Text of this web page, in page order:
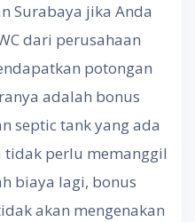
Surabaya jika Anda
dari perusahaan
potongan
adalah bonus
septic tank yang ada
perlu memanggil
biaya lagi, bonus
akan mengenakan